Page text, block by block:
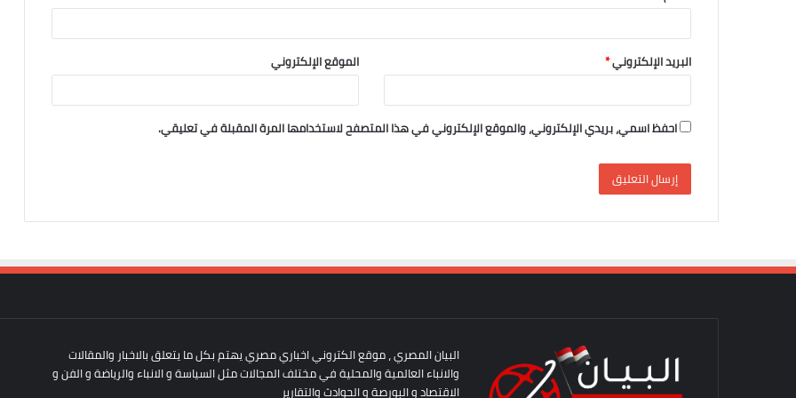
البريد الإلكتروني* الموقع الإلكتروني
احفظ اسمي، بريدي الإلكتروني، والموقع الإلكتروني في هذا المتصفح لاستخدامها المرة المقبلة في تعليقي.
البيان المصري ، موقع الكتروني اخباري مصري يهتم بكل ما يتعلق بالاخبار والمقالات
والانباء العالمية والمحلية في مختلف المجالات مثل السياسة و الانباء والرياضة و الفن و
الاقتصاد و البورصة و الحوادث والتقارير